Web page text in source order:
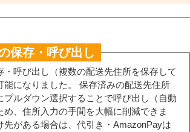
保存・呼び出し
・呼び出し（複数の配送先住所を保存して
能になりました。 保存済みの配送先住所
プルダウン選択することで呼び出し（自動
め、住所入力の手間を大幅に削減できま
がある場合は、代引き・AmazonPayは